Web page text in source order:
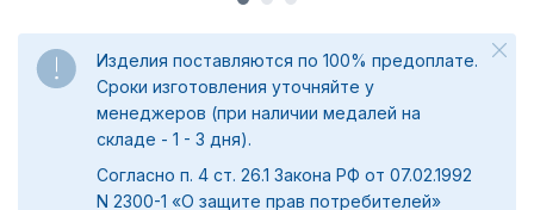
Изделия поставляются по 100% предоплате.
Сроки изготовления уточняйте у
менеджеров (при наличии медалей на
складе - 1 - 3 дня).
Согласно п. 4 ст. 26.1 Закона РФ от 07.02.1992
N 2300-1 «О защите прав потребителей»